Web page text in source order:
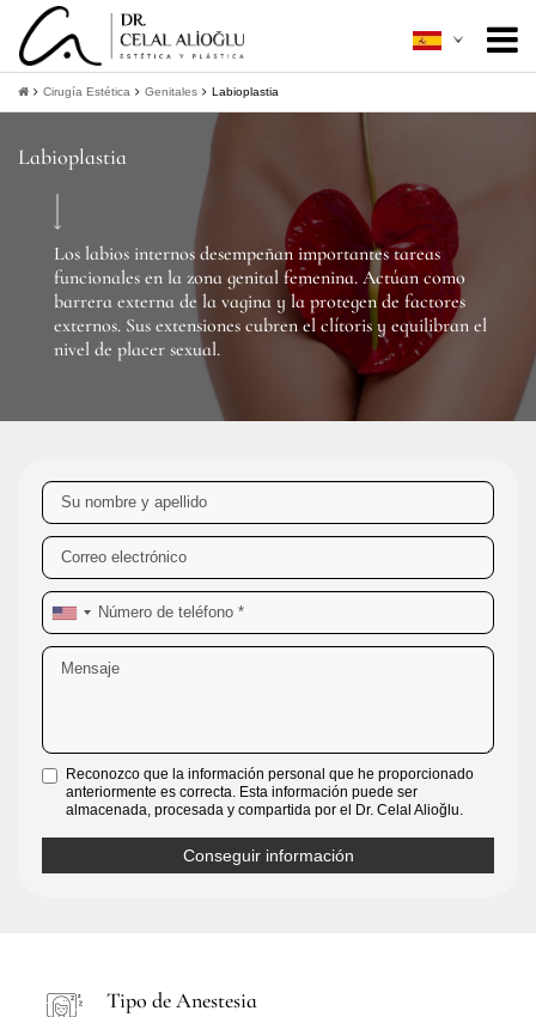
Acerca de mí
Cirugía Estética
Mínimamente Invasiva
Guía Del Paciente
Contacto
Obtener información
Cirugía Estética Genitales Labioplastia
Labioplastia
Los labios internos desempeñan importantes tareas
funcionales en la zona genital femenina. Actúan como
barrera externa de la vagina y la protegen de factores
externos. Sus extensiones cubren el clítoris y equilibran el
nivel de placer sexual.
Reconozco que la información personal que he proporcionado
anteriormente es correcta. Esta información puede ser
almacenada, procesada y compartida por el Dr. Celal Alioğlu.
Tipo de Anestesia